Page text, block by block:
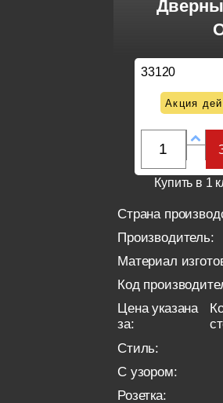
33120
Акция
Купить в 1
Страна
Производитель:
Материал
Код
Цена указана
за:
Стиль:
С узором:
Розетка: